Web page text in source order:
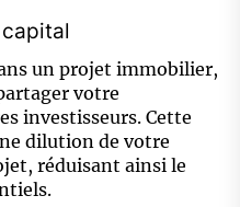
un projet immobilier,
votre
investisseurs. Cette
dilution de votre
réduisant ainsi le